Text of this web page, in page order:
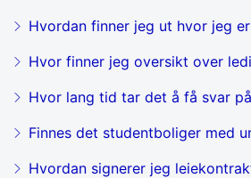
Hvordan finner jeg ut hvor jeg
Hvor finner jeg oversikt over
Hvor lang tid tar det å få svar
Finnes det studentboliger med
Hvordan signerer jeg